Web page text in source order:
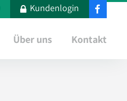
Kundenlogin
Über uns Kontakt